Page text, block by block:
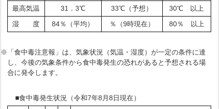
最高気温 31．3℃ 33℃（予想）
30℃ 以上
湿 度
84％（平均） ％（9時現在） 80％ 以上
※「食中毒注意報」は、気象状況（気温・湿度）が一定の条件に達
し、今後の気象条件から食中毒発生の恐れがあると予想される場
合に発令します。
■食中毒発生状況（令和7年8月8日現在）